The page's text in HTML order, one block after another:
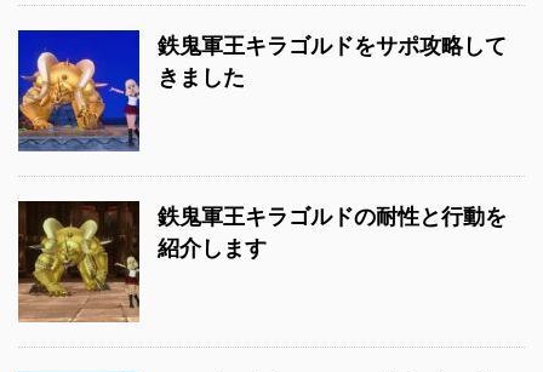
鉄鬼軍王キラゴルドをサポ攻略して
きました
鉄鬼軍王キラゴルドの耐性と行動を
紹介します